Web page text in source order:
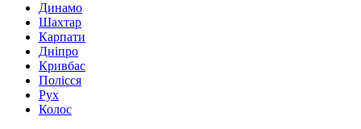
Динамо
Шахтар
Карпати
Дніпро
Кривбас
Полісся
Рух
Колос